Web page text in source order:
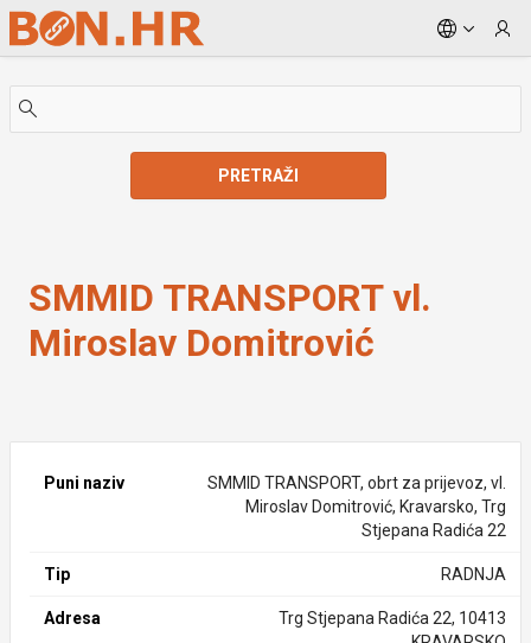
Skip to Main Content
PRETRAŽI
SMMID TRANSPORT vl.
Miroslav Domitrović
Puni naziv
SMMID TRANSPORT, obrt za prijevoz, vl.
Miroslav Domitrović, Kravarsko, Trg
Stjepana Radića 22
Tip RADNJA
Adresa
Trg Stjepana Radića 22, 10413